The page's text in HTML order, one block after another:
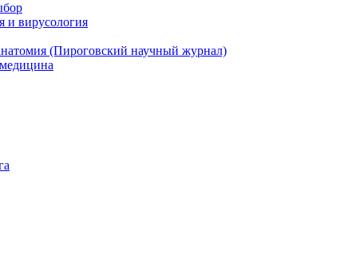
и вирусология
(Пироговский научный журнал)